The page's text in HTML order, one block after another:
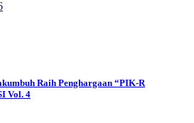
Raih Penghargaan “PIK-R
Vol. 4